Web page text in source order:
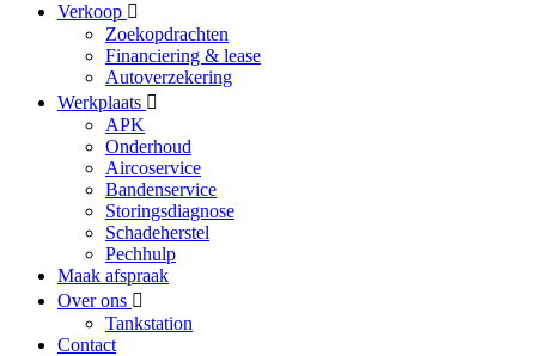
Verkoop
Zoekopdrachten
Financiering & lease
Autoverzekering
Werkplaats
APK
Onderhoud
Aircoservice
Bandenservice
Storingsdiagnose
Schadeherstel
Pechhulp
Maak afspraak
Over ons
Tankstation
Contact